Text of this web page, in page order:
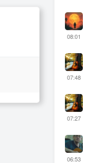
08:01
07:48
07:27
06:53